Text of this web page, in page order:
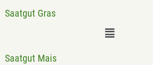
Saatgut Gras
Saatgut Mais